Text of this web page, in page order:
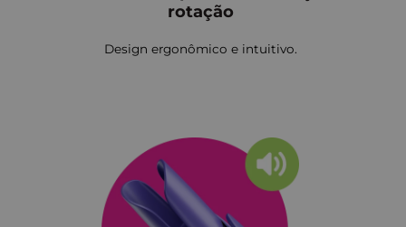
rotação
Design ergonômico e intuitivo.